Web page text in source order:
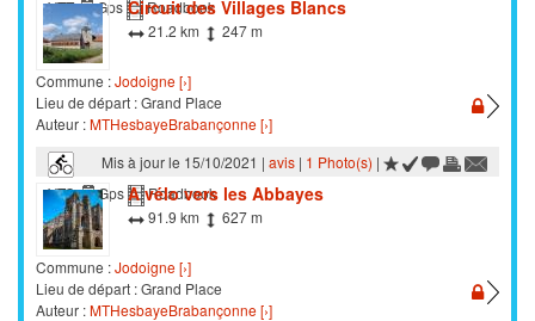
VTT
Gps Roadbook
Circuit des Villages Blancs
21.2 km 247 m
Commune :Jodoigne [›]
Lieu de départ : Grand Place
Auteur :MTHesbayeBrabançonne [›]
Mis à jour le 15/10/2021 | avis| 1 Photo(s) |
VTC
Gps Roadbook
A vélo vers les Abbayes
91.9 km 627 m
Commune :Jodoigne [›]
Lieu de départ : Grand Place
Auteur :MTHesbayeBrabançonne [›]